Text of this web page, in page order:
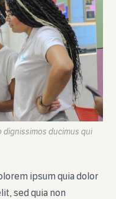
dignissimos ducimus qui
ipsum quia dolor
sed quia non